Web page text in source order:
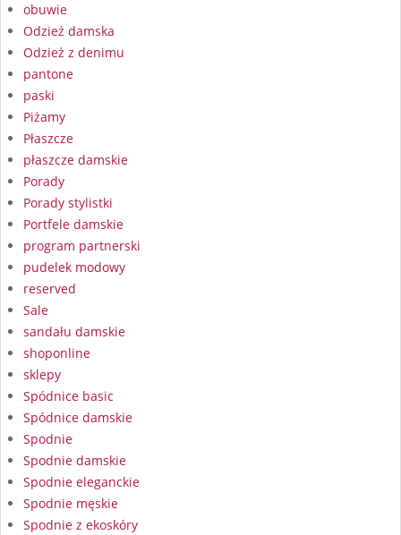
obuwie
Odzież damska
Odzież z denimu
pantone
paski
Piżamy
Płaszcze
płaszcze damskie
Porady
Porady stylistki
Portfele damskie
program partnerski
pudelek modowy
reserved
Sale
sandału damskie
shoponline
sklepy
Spódnice basic
Spódnice damskie
Spodnie
Spodnie damskie
Spodnie eleganckie
Spodnie męskie
Spodnie z ekoskóry